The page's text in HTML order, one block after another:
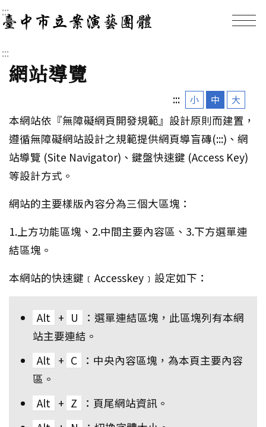
:::
臺中市立案演藝團體｜
:::
網站導覽
::: 小 中 大
本網站依『無障礙網頁開發規範』設計原則而建置，
遵循無障礙網站設計之規範提供網頁導盲磚(:::)、網
站導覽 (Site Navigator)、鍵盤快速鍵 (Access Key)
等設計方式。
網站的主要樣版內容分為三個大區塊：
1.上方功能區塊、2.中間主要內容區、3.下方選單連
結區塊。
本網站的快速鍵﹝Accesskey﹞設定如下：
Alt + U
：選單連結區塊，此區塊列有本網
站主要連結。
Alt + C
：中央內容區塊，為本頁主要內容
區。
Alt + Z
：頁尾網站資訊。